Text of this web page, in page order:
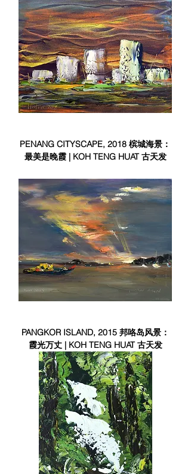
PENANG CITYSCAPE, 2018 槟城海景：
最美是晚霞 | KOH TENG HUAT 古天发
PANGKOR ISLAND, 2015 邦咯岛风景：
霞光万丈 | KOH TENG HUAT 古天发